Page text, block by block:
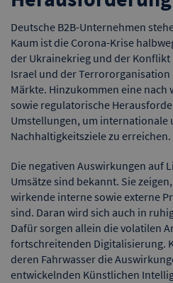
Deutsche B2B-Unternehmen
Kaum ist die Corona-Krise
der Ukrainekrieg und der Konflikt
Israel und der
Märkte. Hinzukommen eine
sowie regulatorische
Umstellungen, um internationale
Nachhaltigkeitsziele zu erreichen.
Die negativen Auswirkungen auf
Umsätze sind bekannt. Sie
wirkende interne sowie externe
sind. Daran wird sich auch in
Dafür sorgen allein die volatilen
fortschreitenden Digitalisierung.
deren Fahrwasser die
entwickelnden Künstlichen